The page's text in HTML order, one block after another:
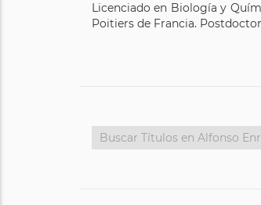
Licenciado en Biología y
Poitiers de Francia.